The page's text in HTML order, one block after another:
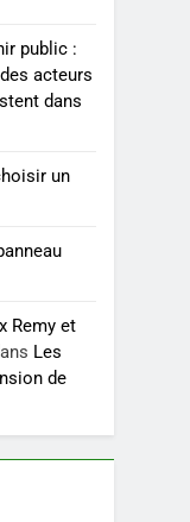
public :
acteurs
dans
un
Remy et
Les
de